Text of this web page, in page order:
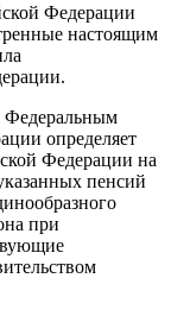
Федерации
настоящим
Федеральным
определяет
Федерации на
пенсий
при